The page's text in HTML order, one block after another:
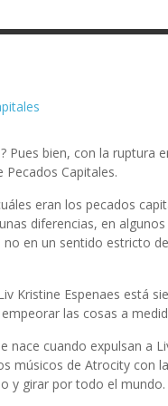
LIV
EN
MARC GUTIÉRREZ, 11 MAYO,
MARC GUTIÉRREZ, 13
LIV
PRIMERAS
CRIMINAL
EL
Pues bien, con la ruptura
Capitales.
eran los pecados
diferencias, en
en un sentido estricto
Kristine Espenaes está
las cosas a
nace cuando expulsan a
músicos de Atrocity con
y girar por todo el mundo.